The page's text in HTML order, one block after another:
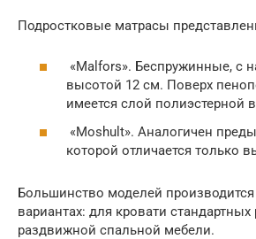
Подростковые матрасы
«Malfors». Беспружинные, с
высотой 12 см. Поверх
имеется слой полиэстерной
«Moshult». Аналогичен
которой отличается только
Большинство моделей
вариантах: для кровати
раздвижной спальной мебели.